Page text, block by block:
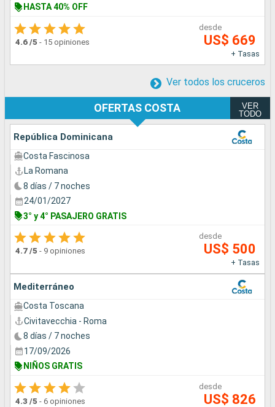
HASTA 40% OFF
4.6 /5 - 15 opiniones
desde
US$ 669
+ Tasas
Ver todos los cruceros
OFERTAS COSTA
VER
TODO
República Dominicana
Costa Fascinosa
La Romana
8 días / 7 noches
24/01/2027
3° y 4° PASAJERO GRATIS
4.7 /5 - 9 opiniones
desde
US$ 500
+ Tasas
Mediterráneo
Costa Toscana
Civitavecchia - Roma
8 días / 7 noches
17/09/2026
NIÑOS GRATIS
4.3 /5 - 6 opiniones
desde
US$ 826